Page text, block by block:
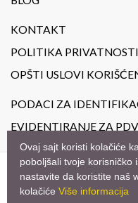
KONTAKT
POLITIKA PRIVATNOSTI
OPŠTI USLOVI
PODACI ZA
EVIDENTIRANJE ZA PDV
© 2023JoilArt.- All
Ovaj sajt koristi kolačiće
poboljšali tvoje korisničko
nastavite da koristite naš
kolačiće Više informacija